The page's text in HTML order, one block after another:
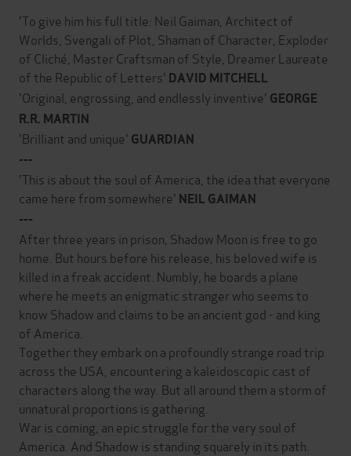
'To give him his full title: Neil Gaiman, Architect of
Worlds, Svengali of Plot, Shaman of Character, Exploder
of Cliché, Master Craftsman of Style, Dreamer Laureate
of the Republic of Letters' DAVID MITCHELL
'Original, engrossing, and endlessly inventive' GEORGE
R.R. MARTIN
'Brilliant and unique' GUARDIAN
---
'This is about the soul of America, the idea that everyone
came here from somewhere' NEIL GAIMAN
---
After three years in prison, Shadow Moon is free to go
home. But hours before his release, his beloved wife is
killed in a freak accident. Numbly, he boards a plane
where he meets an enigmatic stranger who seems to
know Shadow and claims to be an ancient god - and king
of America.
Together they embark on a profoundly strange road trip
across the USA, encountering a kaleidoscopic cast of
characters along the way. But all around them a storm of
unnatural proportions is gathering.
War is coming, an epic struggle for the very soul of
America. And Shadow is standing squarely in its path.